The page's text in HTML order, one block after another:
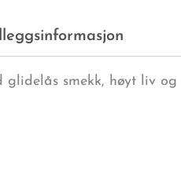
glidelås smekk, høyt liv